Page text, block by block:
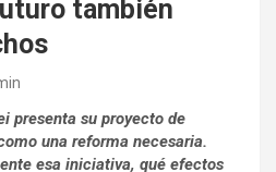
también
presenta su proyecto de
una reforma necesaria.
esa iniciativa, qué efectos